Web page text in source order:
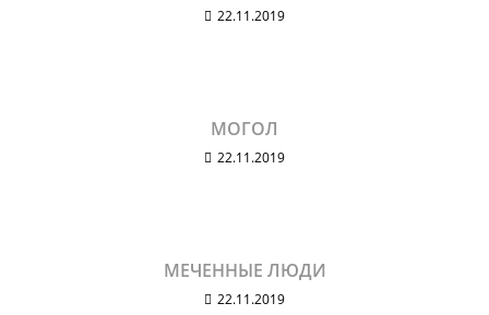
22.11.2019
МОГОЛ
22.11.2019
МЕЧЕННЫЕ ЛЮДИ
22.11.2019